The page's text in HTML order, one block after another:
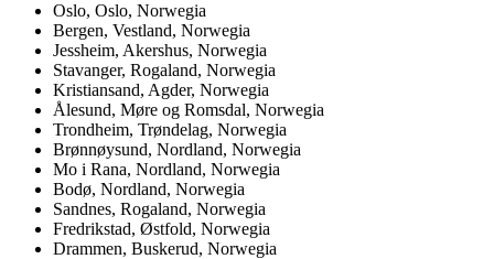
Oslo, Oslo, Norwegia
Bergen, Vestland, Norwegia
Jessheim, Akershus, Norwegia
Stavanger, Rogaland, Norwegia
Kristiansand, Agder, Norwegia
Ålesund, Møre og Romsdal, Norwegia
Trondheim, Trøndelag, Norwegia
Brønnøysund, Nordland, Norwegia
Mo i Rana, Nordland, Norwegia
Bodø, Nordland, Norwegia
Sandnes, Rogaland, Norwegia
Fredrikstad, Østfold, Norwegia
Drammen, Buskerud, Norwegia